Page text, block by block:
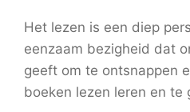
Het lezen is een diep
eenzaam bezigheid dat
geeft om te ontsnappen
boeken lezen leren en te